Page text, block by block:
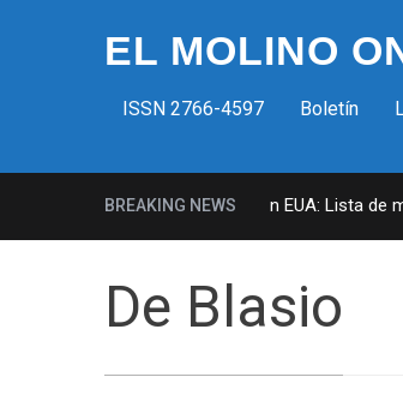
EL MOLINO
ISSN 2766-4597 Boletín
BREAKING NEWS
Milicias fascistas en EUA: Lista de
De Blasio